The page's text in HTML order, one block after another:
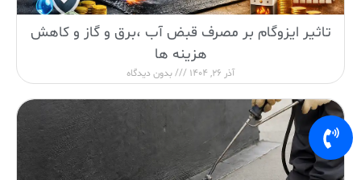
تاثیر ایزوگام بر مصرف قبض آب ،برق و گاز و کاهش
هزینه ها
آذر 26, 1404 بدون دیدگاه